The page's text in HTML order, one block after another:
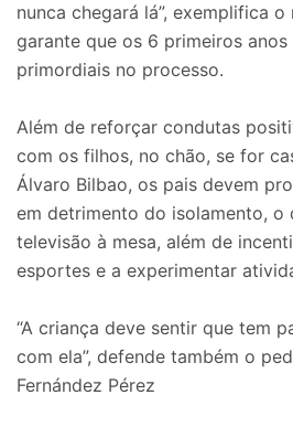
nunca chegará lá”, exemplifica
garante que os 6 primeiros anos
primordiais no processo.
Além de reforçar condutas
com os filhos, no chão, se for
Álvaro Bilbao, os pais devem
em detrimento do isolamento, o
televisão à mesa, além de
esportes e a experimentar
“A criança deve sentir que tem
com ela”, defende também o
Fernández Pérez